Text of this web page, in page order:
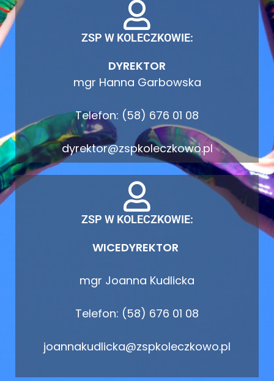
ZSP W KOLECZKOWIE:
DYREKTOR
mgr Hanna Garbowska
Telefon: (58) 676 01 08
dyrektor@zspkoleczkowo.pl
ZSP W KOLECZKOWIE:
WICEDYREKTOR
mgr Joanna Kudlicka
Telefon: (58) 676 01 08
joannakudlicka@zspkoleczkowo.pl